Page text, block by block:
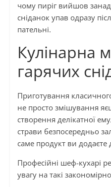
чому пиріг вийшов
сніданок упав одразу
пательні.
Кулінарна
гарячих
Приготування
не просто змішування
створення делікатної
страви безпосередньо
саме продукт ви додаєте
Професійні шеф-кухарі
увагу на такі